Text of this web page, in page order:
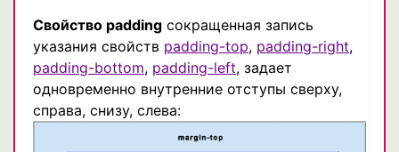
Свойство padding сокращенная запись
указания свойств padding-top, padding-right,
padding-bottom, padding-left, задает
одновременно внутренние отступы сверху,
справа, снизу, слева: